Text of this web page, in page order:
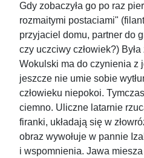
Gdy zobaczyła go po raz
rozmaitymi postaciami"
przyjaciel domu, partner do
czy uczciwy człowiek?)
Wokulski ma do czynienia z
jeszcze nie umie sobie
człowieku niepokoi.
ciemno. Uliczne latarnie
firanki, układają się w
obraz wywołuje w pannie
i wspomnienia. Jawa